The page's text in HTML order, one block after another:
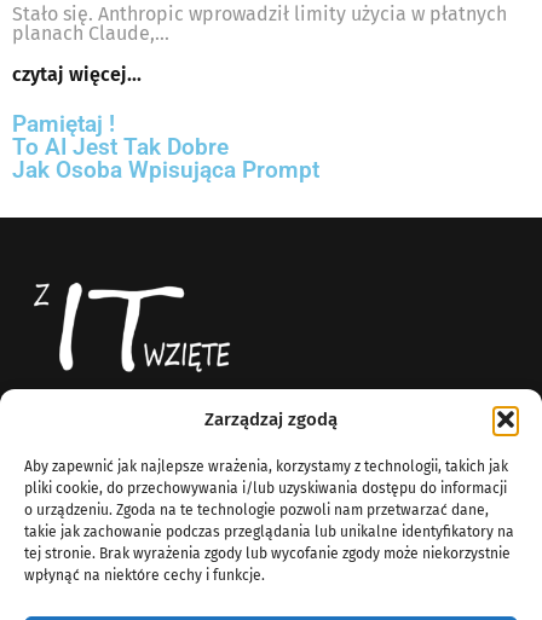
Zarządzaj zgodą
Aby zapewnić jak najlepsze wrażenia, korzystamy z technologii, takich jak
pliki cookie, do przechowywania i/lub uzyskiwania dostępu do informacji
o urządzeniu. Zgoda na te technologie pozwoli nam przetwarzać dane,
takie jak zachowanie podczas przeglądania lub unikalne identyfikatory na
tej stronie. Brak wyrażenia zgody lub wycofanie zgody może niekorzystnie
wpłynąć na niektóre cechy i funkcje.
Stało się. Anthropic wprowadził limity użycia w płatnych
planach Claude,...
czytaj więcej...
Pamiętaj !
To AI Jest Tak Dobre
Jak Osoba Wpisująca Prompt
Blog technologiczny
info@zitwziete.org
O Nas
Komputery
Linux